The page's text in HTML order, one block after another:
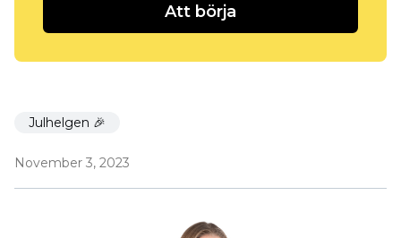
Att börja
Julhelgen 🎉
November 3, 2023